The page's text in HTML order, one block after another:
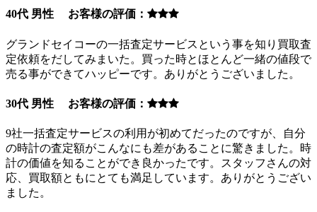
40代 男性 お客様の評価：
グランドセイコーの一括査定サービスという事を知り買取査
定依頼をだしてみまいた。買った時とほとんど一緒の値段で
売る事ができてハッピーです。ありがとうございました。
30代 男性 お客様の評価：
9社一括査定サービスの利用が初めてだったのですが、自分
の時計の査定額がこんなにも差があることに驚きました。時
計の価値を知ることができ良かったです。スタッフさんの対
応、買取額ともにとても満足しています。ありがとうござい
ました。